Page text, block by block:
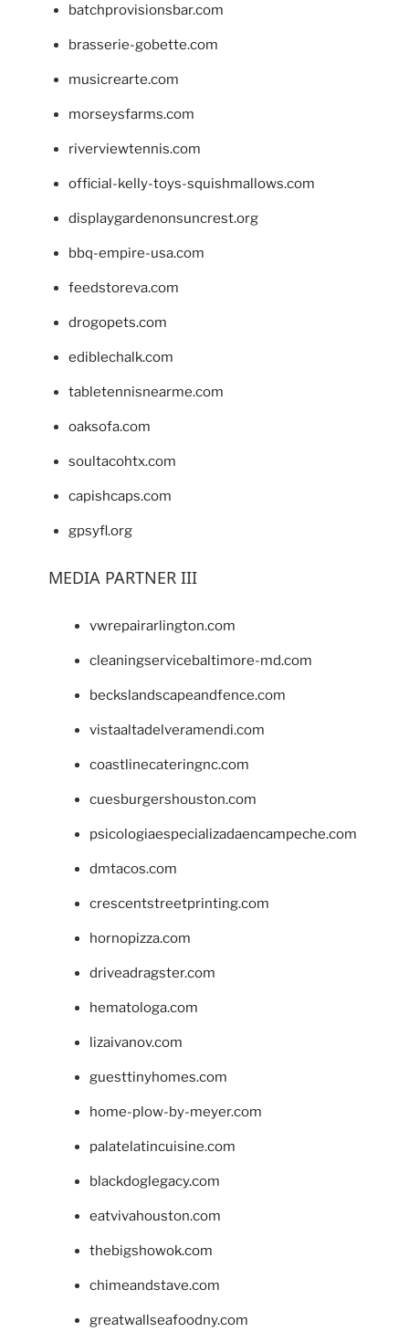
batchprovisionsbar.com
brasserie-gobette.com
musicrearte.com
morseysfarms.com
riverviewtennis.com
official-kelly-toys-squishmallows.com
displaygardenonsuncrest.org
bbq-empire-usa.com
feedstoreva.com
drogopets.com
ediblechalk.com
tabletennisnearme.com
oaksofa.com
soultacohtx.com
capishcaps.com
gpsyfl.org
MEDIA PARTNER III
vwrepairarlington.com
cleaningservicebaltimore-md.com
beckslandscapeandfence.com
vistaaltadelveramendi.com
coastlinecateringnc.com
cuesburgershouston.com
psicologiaespecializadaencampeche.com
dmtacos.com
crescentstreetprinting.com
hornopizza.com
driveadragster.com
hematologa.com
lizaivanov.com
guesttinyhomes.com
home-plow-by-meyer.com
palatelatincuisine.com
blackdoglegacy.com
eatvivahouston.com
thebigshowok.com
chimeandstave.com
greatwallseafoodny.com